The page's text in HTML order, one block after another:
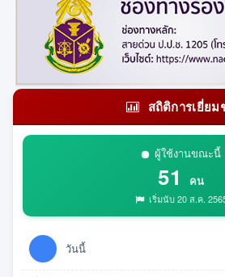
สถิติการเยี่ยม
ผู้ใช้งานขณะนี้
51 คน
เริ่มนับ 20 ส.ค.
วันนี้